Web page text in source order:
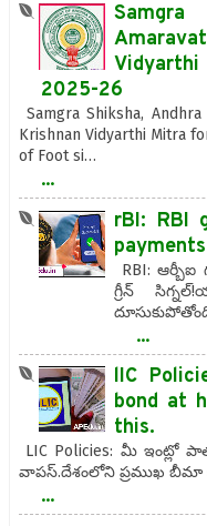
Samgra
Vidyarthi
2025-26
Samgra Shiksha,
Krishnan Vidyarthi Mitra
of Foot si…
...
rBI: RBI
RBI: ఆర్బీఐ
గ్రీన్‌
...
lIC
bond at
this.
LIC Policies: మీ ఇంట్లో
వాపస్.దేశంలోని ప్రముఖ బీమా
...